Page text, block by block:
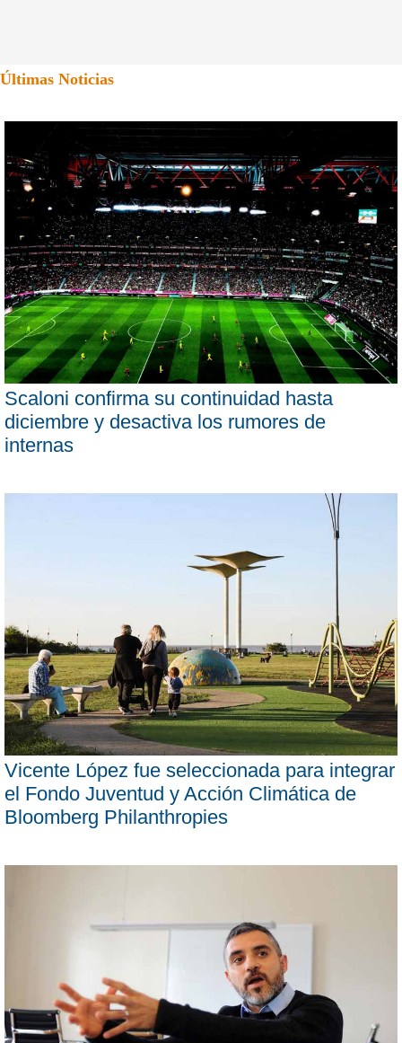
Últimas Noticias
Scaloni confirma su continuidad hasta
diciembre y desactiva los rumores de
internas
Vicente López fue seleccionada para integrar
el Fondo Juventud y Acción Climática de
Bloomberg Philanthropies